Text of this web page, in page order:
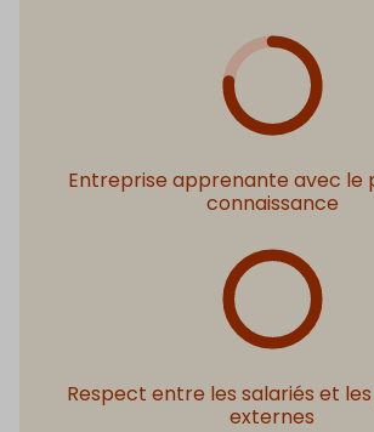
Entreprise apprenante avec le
connaissance
Respect entre les salariés et
externes